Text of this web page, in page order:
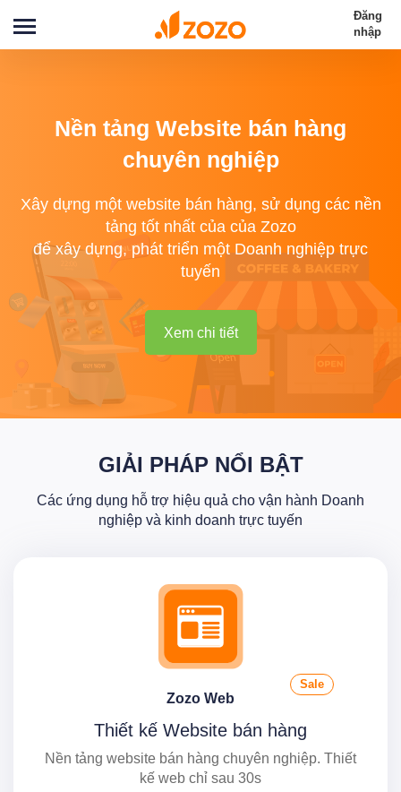
Đăng
nhập
Nền tảng Website bán hàng
chuyên nghiệp
Xây dựng một website bán hàng, sử dụng các nền
tảng tốt nhất của của Zozo
để xây dựng, phát triển một Doanh nghiệp trực
tuyến
Xem chi tiết
GIẢI PHÁP NỔI BẬT
Các ứng dụng hỗ trợ hiệu quả cho vận hành Doanh
nghiệp và kinh doanh trực tuyến
Zozo Web
Sale
Thiết kế Website bán hàng
Nền tảng website bán hàng chuyên nghiệp. Thiết
kế web chỉ sau 30s